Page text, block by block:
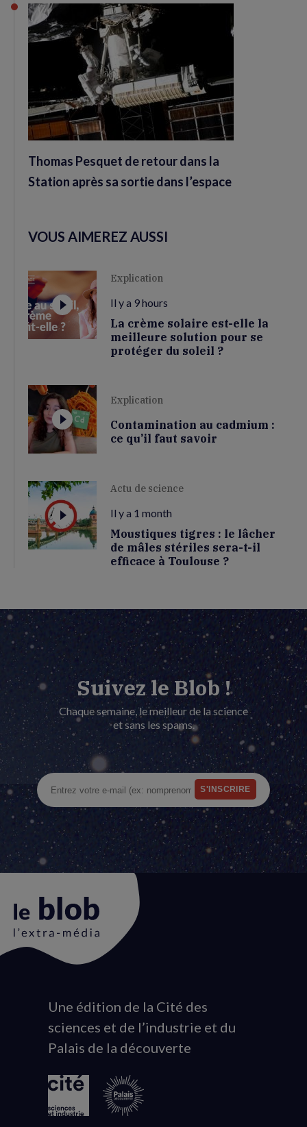
Thomas Pesquet de retour dans la
Station après sa sortie dans l’espace
VOUS AIMEREZ AUSSI
Explication
Il y a 9 hours
La crème solaire est-elle la
meilleure solution pour se
protéger du soleil ?
Explication
Contamination au cadmium :
ce qu’il faut savoir
Actu de science
Il y a 1 month
Moustiques tigres : le lâcher
de mâles stériles sera-t-il
efficace à Toulouse ?
Suivez le Blob !
Chaque semaine, le meilleur de la science
et sans les spams.
Animation
du
logo
Une édition de la Cité des
sciences et de l’industrie et du
Palais de la découverte